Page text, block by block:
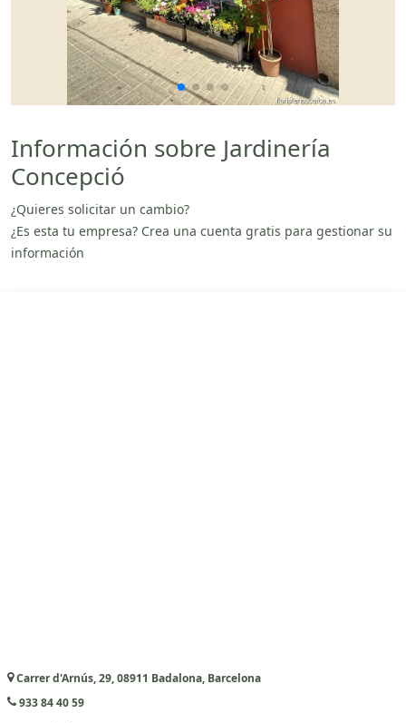
Información sobre Jardinería
Concepció
¿Quieres solicitar un cambio?
¿Es esta tu empresa? Crea una cuenta gratis para gestionar su
información
Carrer d'Arnús, 29, 08911 Badalona, Barcelona
933 84 40 59